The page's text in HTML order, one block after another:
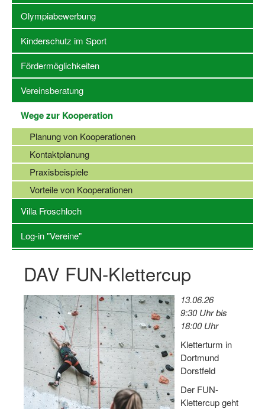
Stellenangebote SSB Dortmund
Vereine
Vereinssuche
Übungsleiterbörse
Sportanlagen in Dortmund
Olympiabewerbung
Kinderschutz im Sport
Fördermöglichkeiten
Vereinsberatung
Wege zur Kooperation
Log-in "Vereine"
Qualifizierung
SSB Qualifizierungen
Übersicht Qualifizierungswege
Qualifizierung im Vereinsmanagement
Fachtag Bildung braucht Bewegung
Olympiabewerbung
Kinderschutz im Sport
Fördermöglichkeiten
Vereinsberatung
Wege zur Kooperation
Planung von Kooperationen
Kontaktplanung
Praxisbeispiele
Vorteile von Kooperationen
Villa Froschloch
Log-in "Vereine"
DAV FUN-Klettercup
13.06.26
9:30 Uhr bis
18:00 Uhr
Kletterturm in
Dortmund
Dorstfeld
Der FUN-
Klettercup geht